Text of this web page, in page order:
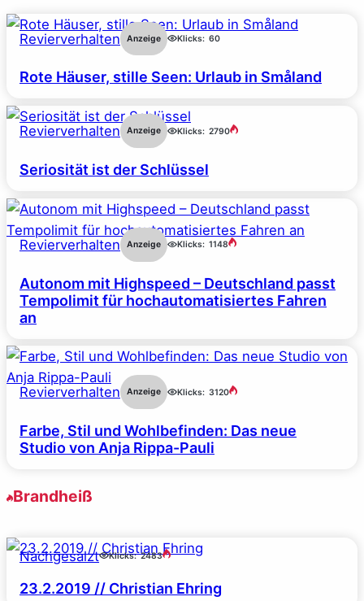
Revierverhalten Anzeige Klicks: 60
Rote Häuser, stille Seen: Urlaub in Småland
Revierverhalten Anzeige Klicks: 2790
Seriosität ist der Schlüssel
Revierverhalten Anzeige Klicks: 1148
Autonom mit Highspeed – Deutschland passt
Tempolimit für hochautomatisiertes Fahren
an
Revierverhalten Anzeige Klicks: 3120
Farbe, Stil und Wohlbefinden: Das neue
Studio von Anja Rippa-Pauli
Brandheiß
Nachgesalzt Klicks: 2483
23.2.2019 // Christian Ehring